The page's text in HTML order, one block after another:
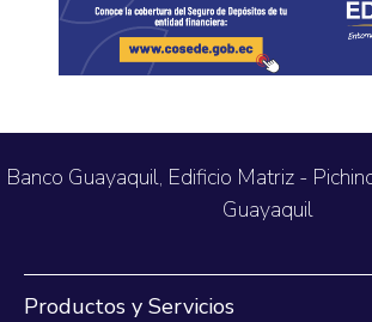
Banco Guayaquil, Edificio Matriz -
Guayaquil
Productos y Servicios